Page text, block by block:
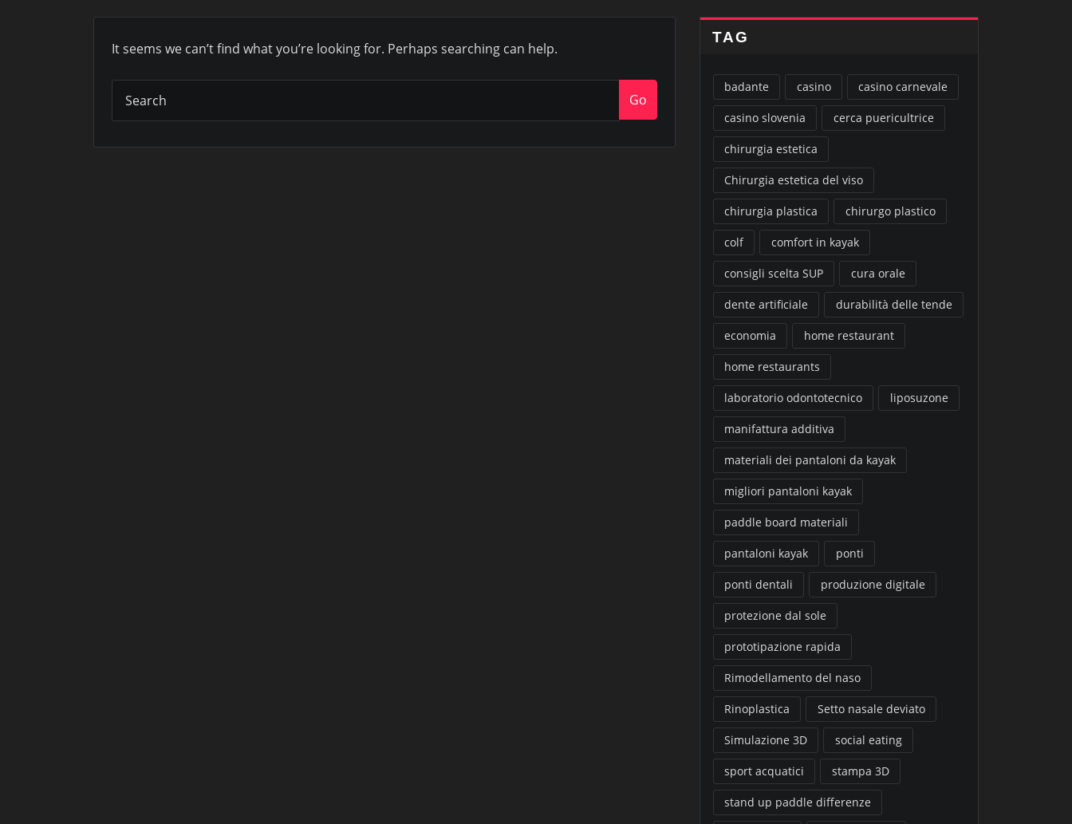
It seems we can’t find what you’re looking for. Perhaps searching can help.
Go
TAG
badante casino casino carnevale
casino slovenia cerca puericultrice
chirurgia estetica
Chirurgia estetica del viso
chirurgia plastica chirurgo plastico
colf comfort in kayak
consigli scelta SUP cura orale
dente artificiale durabilità delle tende
economia home restaurant
home restaurants
laboratorio odontotecnico liposuzone
manifattura additiva
materiali dei pantaloni da kayak
migliori pantaloni kayak
paddle board materiali
pantaloni kayak ponti
ponti dentali produzione digitale
protezione dal sole
prototipazione rapida
Rimodellamento del naso
Rinoplastica Setto nasale deviato
Simulazione 3D social eating
sport acquatici stampa 3D
stand up paddle differenze